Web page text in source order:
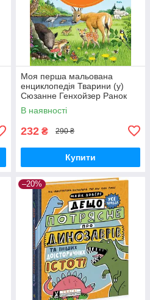
Моя перша мальована
енциклопедія Тварини (у)
Сюзанне Генхойзер Ранок
В наявності
232 ₴ 290 ₴
Купити
–20%